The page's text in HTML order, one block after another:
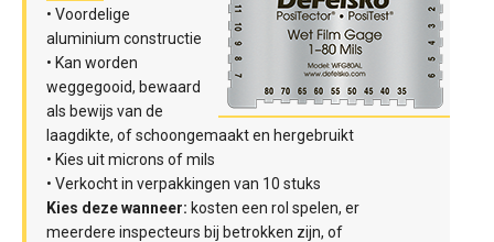
• Voordelige
aluminium constructie
• Kan worden
weggegooid, bewaard
als bewijs van de
laagdikte, of schoongemaakt en hergebruikt
• Kies uit microns of mils
• Verkocht in verpakkingen van 10 stuks
‍Kies deze wanneer: kosten een rol spelen, er
meerdere inspecteurs bij betrokken zijn, of